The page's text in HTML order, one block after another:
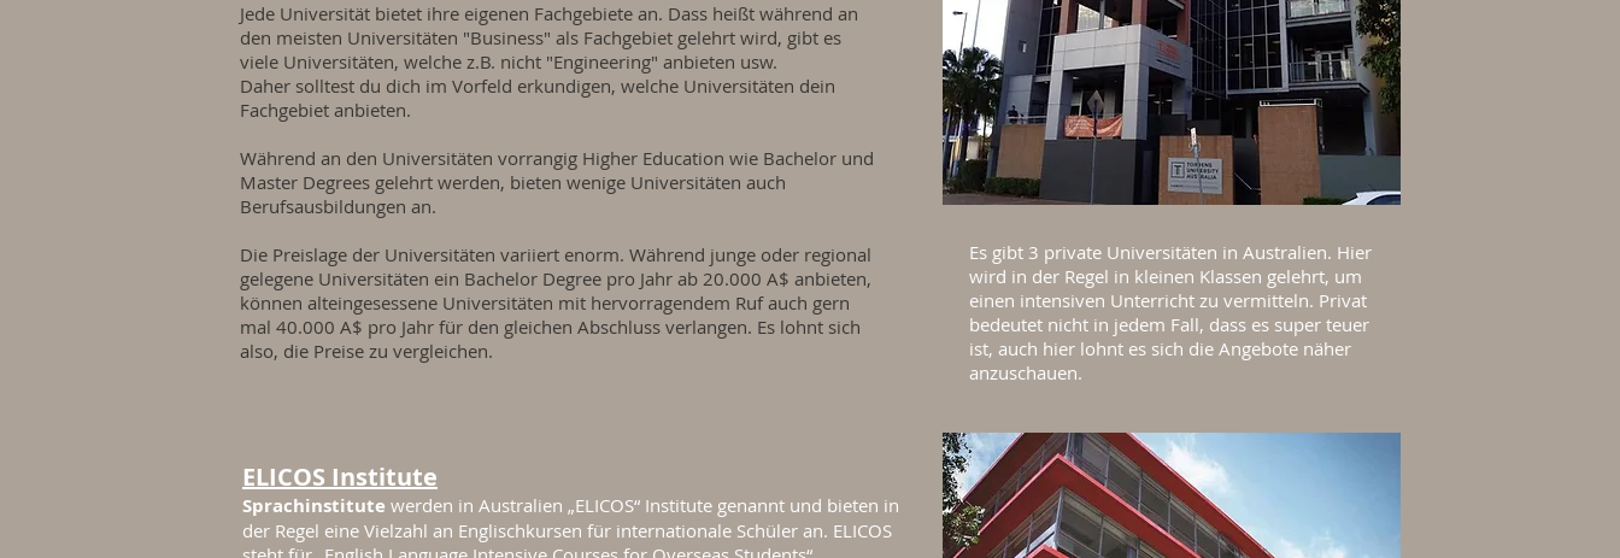
Jede Universität bietet ihre eigenen Fachgebiete an. Dass heißt während an
den meisten Universitäten "Business" als Fachgebiet gelehrt wird, gibt es
viele Universitäten, welche z.B. nicht "Engineering" anbieten usw.
Daher solltest du dich im Vorfeld erkundigen, welche Universitäten dein
Fachgebiet anbieten.
Während an den Universitäten vorrangig Higher Education wie Bachelor und
Master Degrees gelehrt werden, bieten wenige Universitäten auch
Berufsausbildungen an.
Die Preislage der Universitäten variiert enorm. Während junge oder regional
gelegene Universitäten ein Bachelor Degree pro Jahr ab 20.000 A$ anbieten,
können alteingesessene Universitäten mit hervorragendem Ruf auch gern
mal 40.000 A$ pro Jahr für den gleichen Abschluss verlangen. Es lohnt sich
also, die Preise zu vergleichen.
Es gibt 3 private Universitäten in Australien. Hier
wird in der Regel in kleinen Klassen gelehrt, um
einen intensiven Unterricht zu vermitteln. Privat
bedeutet nicht in jedem Fall, dass es super teuer
ist, auch hier lohnt es sich die Angebote näher
anzuschauen.
ELICOS Institute
Sprachinstitute werden in Australien „ELICOS“ Institute genannt und bieten in
der Regel eine Vielzahl an Englischkursen für internationale Schüler an. ELICOS